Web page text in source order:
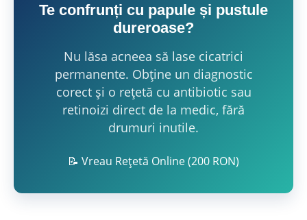
Te confrunți cu papule și pustule
dureroase?
Nu lăsa acneea să lase cicatrici
permanente. Obține un diagnostic
corect și o rețetă cu antibiotic sau
retinoizi direct de la medic, fără
drumuri inutile.
📝 Vreau Rețetă Online (200 RON)